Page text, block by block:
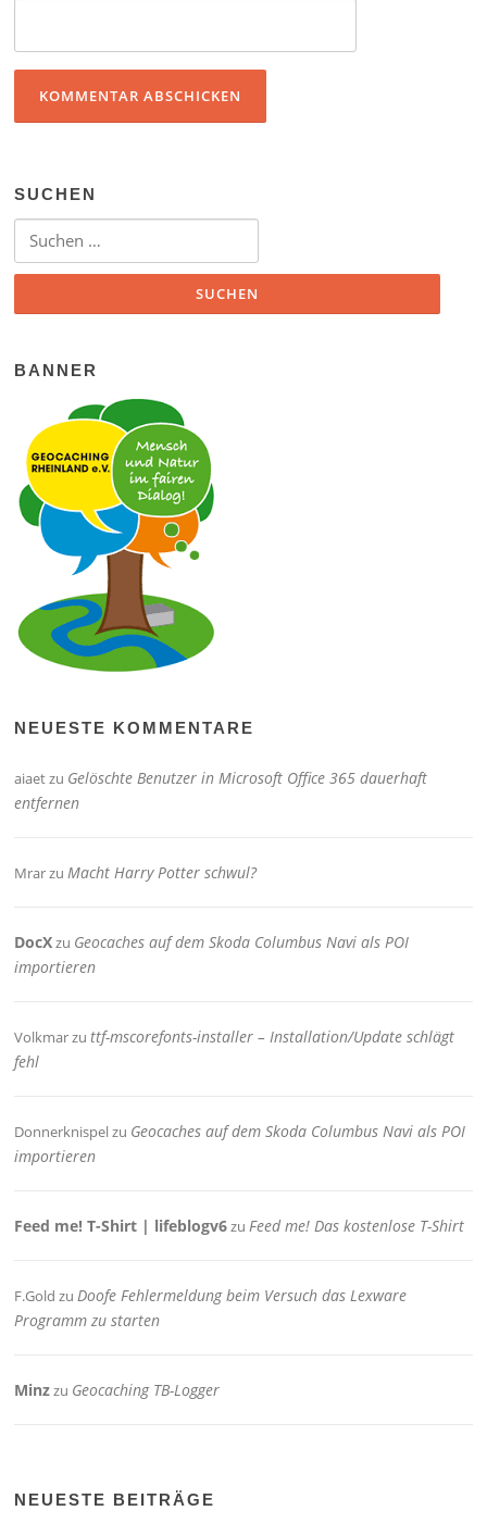
SUCHEN
Suchen nach:
BANNER
NEUESTE KOMMENTARE
aiaetzu Gelöschte Benutzer in Microsoft Office 365 dauerhaft
entfernen
MrarzuMacht Harry Potter schwul?
DocXzu Geocaches auf dem Skoda Columbus Navi als POI
importieren
Volkmarzuttf-mscorefonts-installer – Installation/Update schlägt
fehl
Donnerknispelzu Geocaches auf dem Skoda Columbus Navi als POI
importieren
Feed me! T-Shirt | lifeblogv6zuFeed me! Das kostenlose T-Shirt
F.Gold zuDoofe Fehlermeldung beim Versuch das Lexware
Programm zu starten
Minzzu Geocaching TB-Logger
NEUESTE BEITRÄGE